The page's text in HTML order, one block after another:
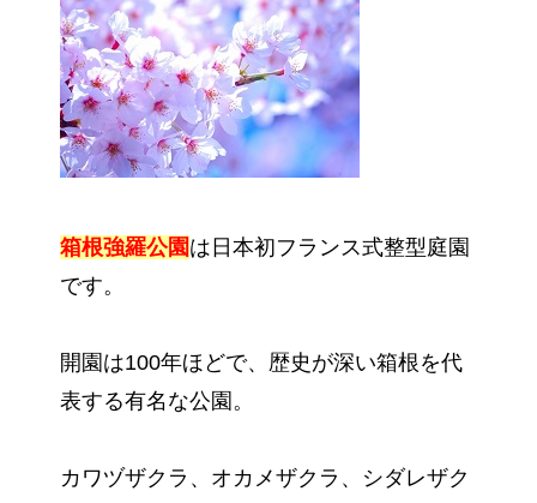
箱根強羅公園は日本初フランス式整型庭園
です。
開園は100年ほどで、歴史が深い箱根を代
表する有名な公園。
カワヅザクラ、オカメザクラ、シダレザク